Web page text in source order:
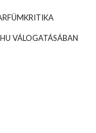
VÁLOGATÁSÁBAN